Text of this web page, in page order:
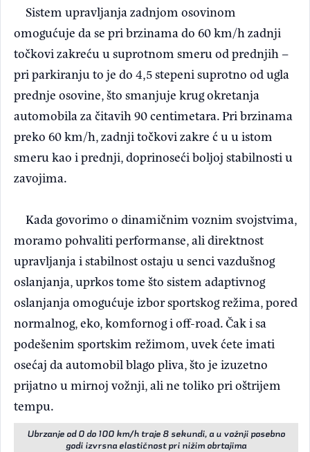
Sistem upravljanja zadnjom osovinom
omogućuje da se pri brzinama do 60 km/h zadnji
točkovi zakreću u suprotnom smeru od prednjih –
pri parkiranju to je do 4,5 stepeni suprotno od ugla
prednje osovine, što smanjuje krug okretanja
automobila za čitavih 90 centimetara. Pri brzinama
preko 60 km/h, zadnji točkovi zakre ć u u istom
smeru kao i prednji, doprinoseći boljoj stabilnosti u
zavojima.
Kada govorimo o dinamičnim voznim svojstvima,
moramo pohvaliti performanse, ali direktnost
upravljanja i stabilnost ostaju u senci vazdušnog
oslanjanja, uprkos tome što sistem adaptivnog
oslanjanja omogućuje izbor sportskog režima, pored
normalnog, eko, komfornog i off-road. Čak i sa
podešenim sportskim režimom, uvek ćete imati
osećaj da automobil blago pliva, što je izuzetno
prijatno u mirnoj vožnji, ali ne toliko pri oštrijem
tempu.
Ubrzanje od 0 do 100 km/h traje 8 sekundi, a u vožnji posebno
godi izvrsna elastičnost pri nižim obrtajima